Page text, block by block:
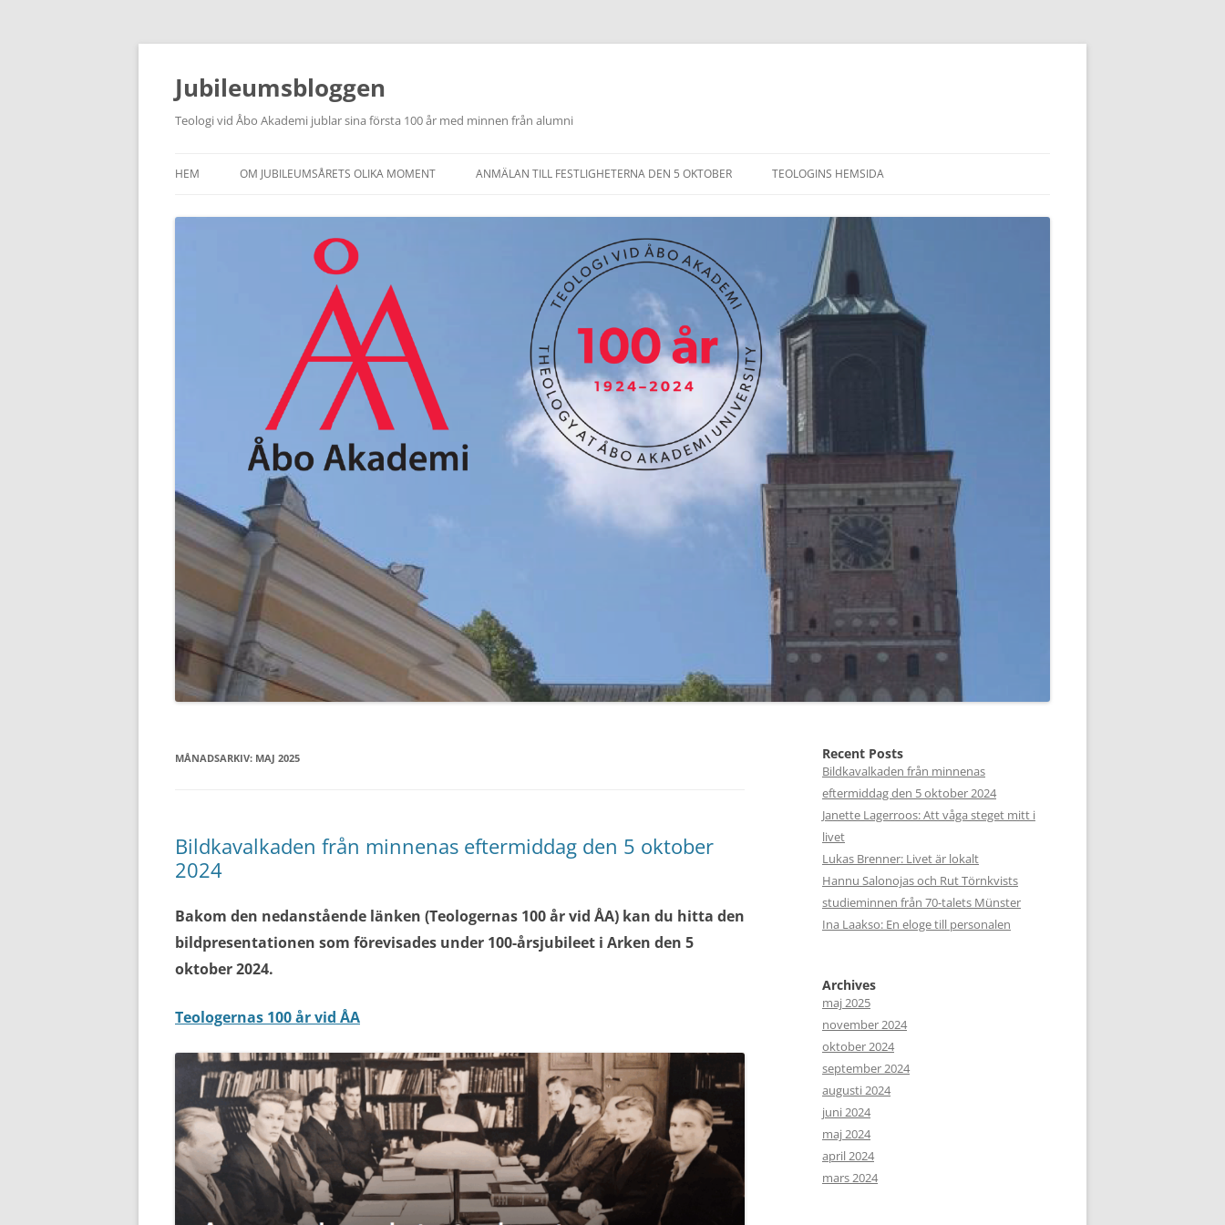
Hoppa
innehåll
Jubileumsbloggen
Teologi vid Åbo Akademi jublar sina första 100 år med minnen från alumni
HEM OM JUBILEUMSÅRETS OLIKA MOMENT ANMÄLAN TILL FESTLIGHETERNA DEN 5 OKTOBER TEOLOGINS HEMSIDA
MÅNADSARKIV: MAJ 2025
Bildkavalkaden från minnenas eftermiddag den 5 oktober
2024
Bakom den nedanstående länken (Teologernas 100 år vid ÅA) kan du hitta den
bildpresentationen som förevisades under 100-årsjubileet i Arken den 5
oktober 2024.
Teologernas 100 år vid ÅA
Recent Posts
Bildkavalkaden från minnenas
eftermiddag den 5 oktober 2024
Janette Lagerroos: Att våga steget mitt i
livet
Lukas Brenner: Livet är lokalt
Hannu Salonojas och Rut Törnkvists
studieminnen från 70-talets Münster
Ina Laakso: En eloge till personalen
Archives
maj 2025
november 2024
oktober 2024
september 2024
augusti 2024
juni 2024
maj 2024
april 2024
mars 2024